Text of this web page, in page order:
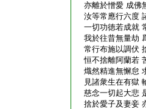
亦離於憎愛 成佛
汝等常應行六度
一切功徳若成就
我於往昔無量劫
常行布施以調伏
恒不捨離阿蘭若
熾然精進無懈怠
見諸衆生在有獄
慈念一切起大悲
捨於愛子及妻妾